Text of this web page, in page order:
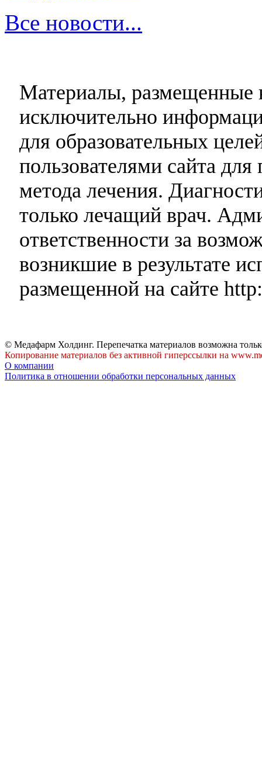
Все новости...
Материалы, размещенные
исключительно
для образовательных
пользователями сайта
метода лечения.
только лечащий врач.
ответственности за
возникшие в результате
размещенной на сайте
© Медафарм Холдинг. Перепечатка материалов возможна
Копирование материалов без активной гиперссылки на
О компании
Политика в отношении обработки персональных данных